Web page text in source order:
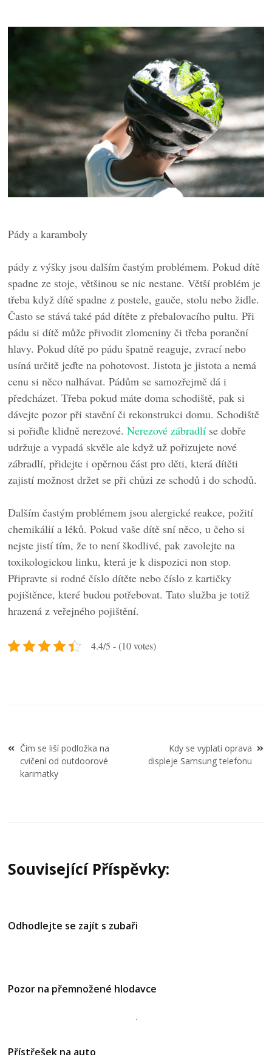
Pády a karamboly
pády z výšky jsou dalším častým problémem. Pokud dítě
spadne ze stoje, většinou se nic nestane. Větší problém je
třeba když dítě spadne z postele, gauče, stolu nebo židle.
Často se stává také pád dítěte z přebalovacího pultu. Při
pádu si dítě může přivodit zlomeniny či třeba poranění
hlavy. Pokud dítě po pádu špatně reaguje, zvrací nebo
usíná určitě jeďte na pohotovost. Jistota je jistota a nemá
cenu si něco nalhávat. Pádům se samozřejmě dá i
předcházet. Třeba pokud máte doma schodiště, pak si
dávejte pozor při stavění či rekonstrukci domu. Schodiště
si pořiďte klidně nerezové.Nerezové zábradlí se dobře
udržuje a vypadá skvěle ale když už pořizujete nové
zábradlí, přidejte i opěrnou část pro děti, která dítěti
zajistí možnost držet se při chůzi ze schodů i do schodů.
Dalším častým problémem jsou alergické reakce, požití
chemikálií a léků. Pokud vaše dítě sní něco, u čeho si
nejste jistí tím, že to není škodlivé, pak zavolejte na
toxikologickou linku, která je k dispozici non stop.
Připravte si rodné číslo dítěte nebo číslo z kartičky
pojištěnce, které budou potřebovat. Tato služba je totiž
hrazená z veřejného pojištění.
4.4/5 - (10 votes)
Navigace
pro
příspěvek
Čím se liší podložka na
cvičení od outdoorové
karimatky
Kdy se vyplatí oprava
displeje Samsung telefonu
Související Příspěvky:
Odhodlejte se zajít s zubaři
Pozor na přemnožené hlodavce
Přístřešek na auto